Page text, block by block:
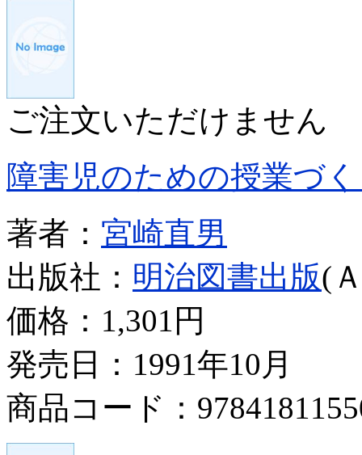
ご注文いただけません
障害児のための授業づ
著者： 宮崎直男
出版社： 明治図書出版(
価格： 1,301円
発売日：1991年10月
商品コード：